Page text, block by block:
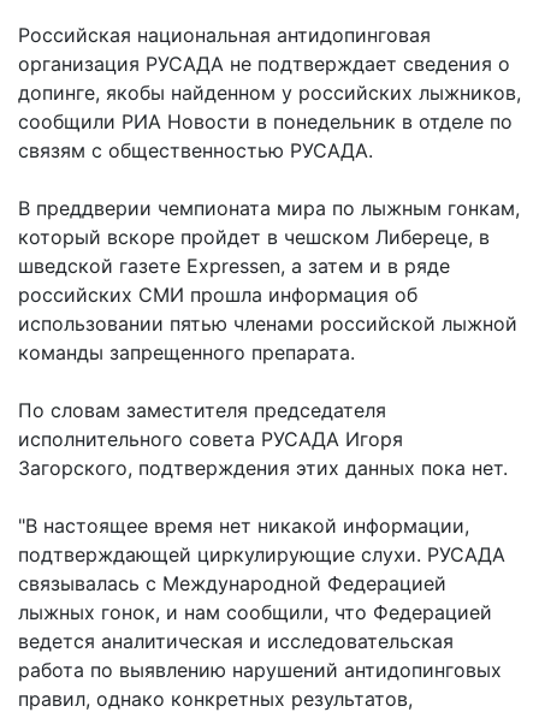
Российская национальная антидопинговая
организация РУСАДА не подтверждает сведения о
допинге, якобы найденном у российских лыжников,
сообщили РИА Новости в понедельник в отделе по
связям с общественностью РУСАДА.
В преддверии чемпионата мира по лыжным гонкам,
который вскоре пройдет в чешском Либереце, в
шведской газете Expressen, а затем и в ряде
российских СМИ прошла информация об
использовании пятью членами российской лыжной
команды запрещенного препарата.
По словам заместителя председателя
исполнительного совета РУСАДА Игоря
Загорского, подтверждения этих данных пока нет.
"В настоящее время нет никакой информации,
подтверждающей циркулирующие слухи. РУСАДА
связывалась с Международной Федерацией
лыжных гонок, и нам сообщили, что Федерацией
ведется аналитическая и исследовательская
работа по выявлению нарушений антидопинговых
правил, однако конкретных результатов,